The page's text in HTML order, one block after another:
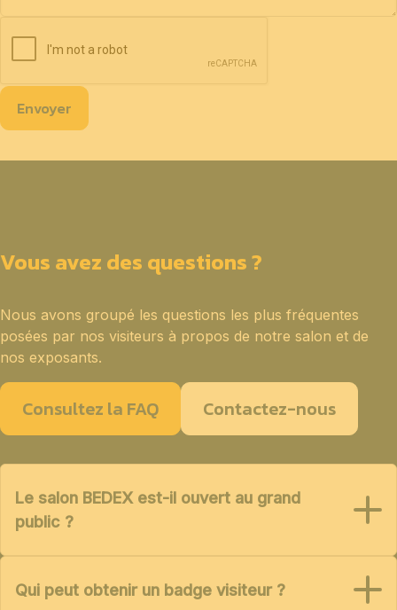
Envoyer
Vous avez des questions ?
Nous avons groupé les questions les plus fréquentes
posées par nos visiteurs à propos de notre salon et de
nos exposants.
Consultez la FAQ Contactez-nous
Le salon BEDEX est-il ouvert au grand
public ?
Qui peut obtenir un badge visiteur ?